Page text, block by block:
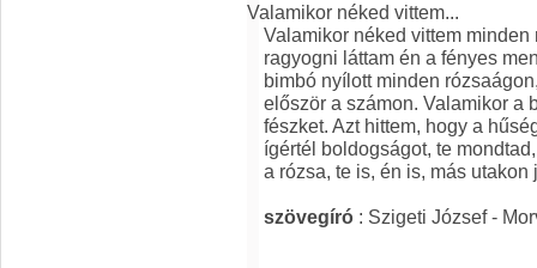
Valamikor néked vittem...
Valamikor néked vittem
ragyogni láttam én a fényes
bimbó nyílott minden
először a számon. Valamikor a
fészket. Azt hittem, hogy a
ígértél boldogságot, te
a rózsa, te is, én is, más utakon
szövegíró : Szigeti József -